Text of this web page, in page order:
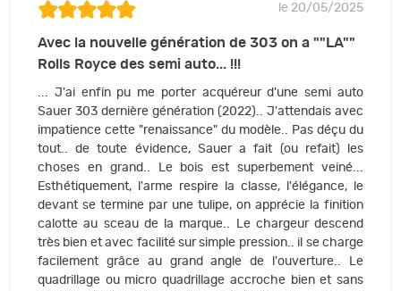
le 20/05/2025
Avec la nouvelle génération de 303 on a ""LA""
Rolls Royce des semi auto... !!!
... J'ai enfin pu me porter acquéreur d'une semi auto
Sauer 303 dernière génération (2022).. J'attendais avec
impatience cette "renaissance" du modèle.. Pas déçu du
tout.. de toute évidence, Sauer a fait (ou refait) les
choses en grand.. Le bois est superbement veiné...
Esthétiquement, l'arme respire la classe, l'élégance, le
devant se termine par une tulipe, on apprécie la finition
calotte au sceau de la marque.. Le chargeur descend
très bien et avec facilité sur simple pression.. il se charge
facilement grâce au grand angle de l'ouverture.. Le
quadrillage ou micro quadrillage accroche bien et sans